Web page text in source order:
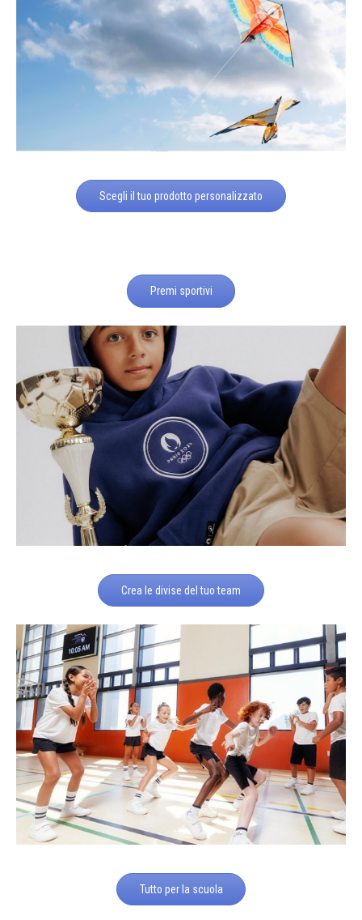
Scegli il tuo prodotto personalizzato
Premi sportivi
Crea le divise del tuo team
Tutto per la scuola